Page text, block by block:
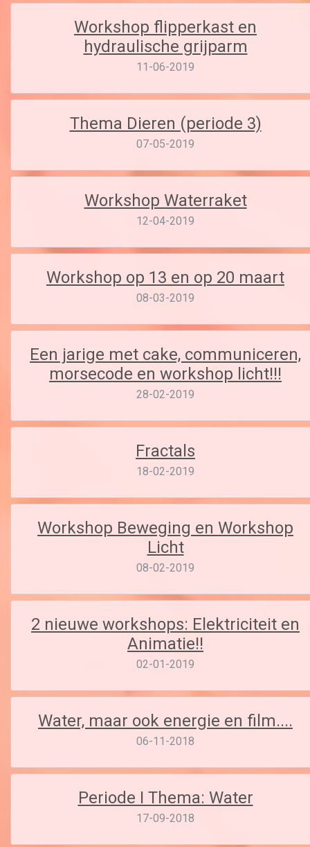
Workshop flipperkast en
hydraulische grijparm
11-06-2019
Thema Dieren (periode 3)
07-05-2019
Workshop Waterraket
12-04-2019
Workshop op 13 en op 20 maart
08-03-2019
Een jarige met cake, communiceren,
morsecode en workshop licht!!!
28-02-2019
Fractals
18-02-2019
Workshop Beweging en Workshop
Licht
08-02-2019
2 nieuwe workshops: Elektriciteit en
Animatie!!
02-01-2019
Water, maar ook energie en film....
06-11-2018
Periode I Thema: Water
17-09-2018